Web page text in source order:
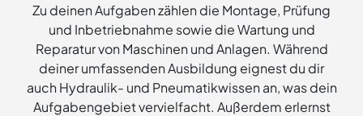
Zu deinen Aufgaben zählen die Montage, Prüfung
und Inbetriebnahme sowie die Wartung und
Reparatur von Maschinen und Anlagen. Während
deiner umfassenden Ausbildung eignest du dir
auch Hydraulik- und Pneumatikwissen an, was dein
Aufgabengebiet vervielfacht. Außerdem erlernst